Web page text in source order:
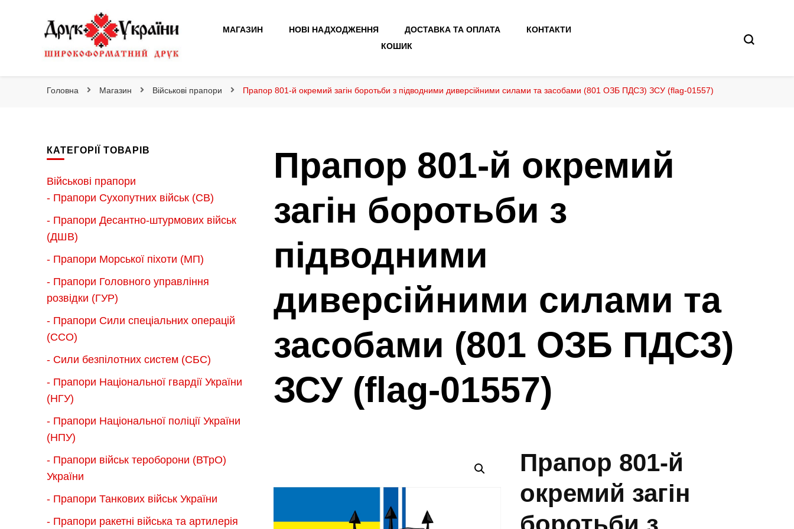
Друк України
МАГАЗИН НОВІ НАДХОДЖЕННЯ ДОСТАВКА ТА ОПЛАТА
КОНТАКТИ
КОШИК
Головна Магазин Військові прапори Прапор 801-й окремий загін боротьби з підводними диверсійними силами та засобами (801 ОЗБ ПДСЗ) ЗСУ (flag-01557)
Прапор 801-й окремий
загін боротьби з
підводними
диверсійними силами та
засобами (801 ОЗБ ПДСЗ)
ЗСУ (flag-01557)
Прапор 801-й
окремий загін
КАТЕГОРІЇ ТОВАРІВ
Військові прапори
- Прапори Сухопутних військ (СВ)
- Прапори Десантно-штурмових військ
(ДШВ)
- Прапори Морської піхоти (МП)
- Прапори Головного управління
розвідки (ГУР)
- Прапори Сили спеціальних операцій
(ССО)
- Сили безпілотних систем (СБС)
- Прапори Національної гвардії України
(НГУ)
- Прапори Національної поліції України
(НПУ)
- Прапори військ тероборони (ВТрО)
України
- Прапори Танкових військ України
- Прапори ракетні війська та артилерія